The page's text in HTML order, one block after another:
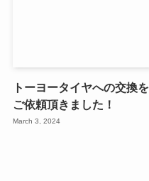
トーヨータイヤへの交換を
ご依頼頂きました！
March 3, 2024